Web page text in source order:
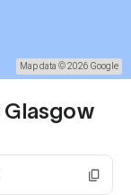
Map data © 2026 Google